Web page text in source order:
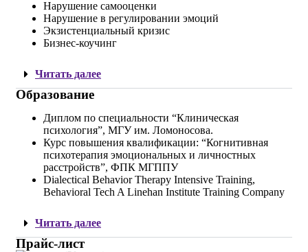
Нарушение самооценки
Нарушение в регулировании эмоций
Экзистенциальный кризис
Бизнес-коучинг
Читать далее
Образование
Диплом по специальности “Клиническая
психология”, МГУ им. Ломоносова.
Курс повышения квалификации: “Когнитивная
психотерапия эмоциональных и личностных
расстройств”, ФПК МГППУ
Dialectical Behavior Therapy Intensive Training,
Behavioral Tech A Linehan Institute Training Company
Читать далее
Прайс-лист